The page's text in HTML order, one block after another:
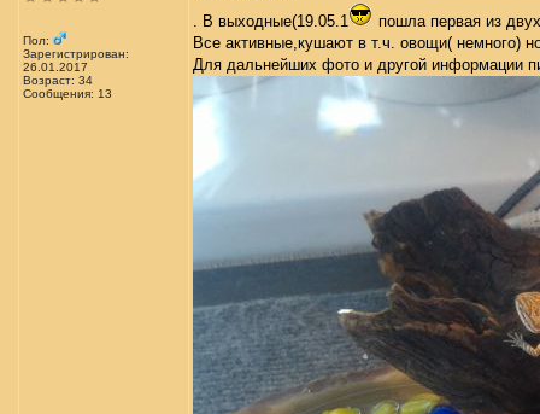
Пол:
Зарегистрирован:
26.01.2017
Возраст: 34
Сообщения: 13
. В выходные(19.05.1
пошла первая из
Все активные,кушают в т.ч. овощи( немного)
Для дальнейших фото и другой информации